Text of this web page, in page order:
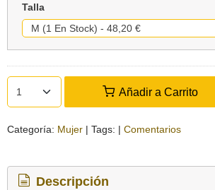
Talla
Añadir a Carrito
Categoría: Mujer | Tags: | Comentarios
Descripción